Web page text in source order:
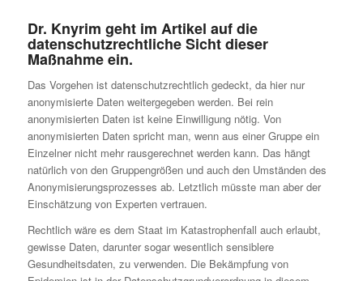
Dr. Knyrim geht im Artikel auf die
datenschutzrechtliche Sicht dieser
Maßnahme ein.
Das Vorgehen ist datenschutzrechtlich gedeckt, da hier nur
anonymisierte Daten weitergegeben werden. Bei rein
anonymisierten Daten ist keine Einwilligung nötig. Von
anonymisierten Daten spricht man, wenn aus einer Gruppe ein
Einzelner nicht mehr rausgerechnet werden kann. Das hängt
natürlich von den Gruppengrößen und auch den Umständen des
Anonymisierungsprozesses ab. Letztlich müsste man aber der
Einschätzung von Experten vertrauen.
Rechtlich wäre es dem Staat im Katastrophenfall auch erlaubt,
gewisse Daten, darunter sogar wesentlich sensiblere
Gesundheitsdaten, zu verwenden. Die Bekämpfung von